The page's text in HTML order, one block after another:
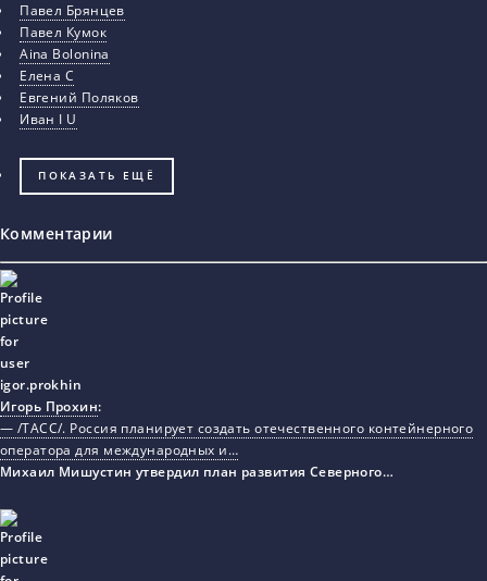
Павел Брянцев
Павел Кумок
Aina Bolonina
Елена С
Евгений Поляков
Иван I U
ПОКАЗАТЬ ЕЩЁ
Комментарии
Игорь Прохин:
— /ТАСС/. Россия планирует создать отечественного контейнерного
оператора для международных и…
Михаил Мишустин утвердил план развития Северного…